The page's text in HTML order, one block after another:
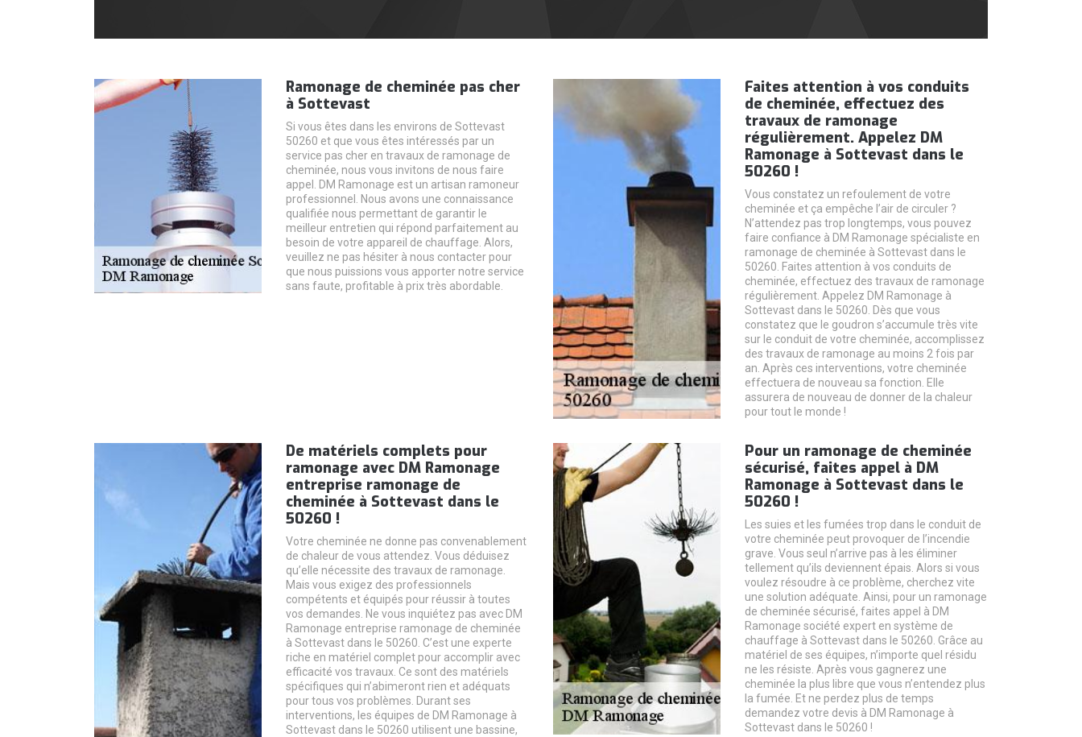
Ramonage de cheminée pas cher
à Sottevast
Si vous êtes dans les environs de Sottevast
50260 et que vous êtes intéressés par un
service pas cher en travaux de ramonage de
cheminée, nous vous invitons de nous faire
appel. DM Ramonage est un artisan ramoneur
professionnel. Nous avons une connaissance
qualifiée nous permettant de garantir le
meilleur entretien qui répond parfaitement au
besoin de votre appareil de chauffage. Alors,
veuillez ne pas hésiter à nous contacter pour
que nous puissions vous apporter notre service
sans faute, profitable à prix très abordable.
Faites attention à vos conduits
de cheminée, effectuez des
travaux de ramonage
régulièrement. Appelez DM
Ramonage à Sottevast dans le
50260 !
Vous constatez un refoulement de votre
cheminée et ça empêche l’air de circuler ?
N’attendez pas trop longtemps, vous pouvez
faire confiance à DM Ramonage spécialiste en
ramonage de cheminée à Sottevast dans le
50260. Faites attention à vos conduits de
cheminée, effectuez des travaux de ramonage
régulièrement. Appelez DM Ramonage à
Sottevast dans le 50260. Dès que vous
constatez que le goudron s’accumule très vite
sur le conduit de votre cheminée, accomplissez
des travaux de ramonage au moins 2 fois par
an. Après ces interventions, votre cheminée
effectuera de nouveau sa fonction. Elle
assurera de nouveau de donner de la chaleur
pour tout le monde !
De matériels complets pour
ramonage avec DM Ramonage
entreprise ramonage de
cheminée à Sottevast dans le
50260 !
Votre cheminée ne donne pas convenablement
de chaleur de vous attendez. Vous déduisez
qu’elle nécessite des travaux de ramonage.
Mais vous exigez des professionnels
compétents et équipés pour réussir à toutes
vos demandes. Ne vous inquiétez pas avec DM
Ramonage entreprise ramonage de cheminée
à Sottevast dans le 50260. C’est une experte
riche en matériel complet pour accomplir avec
efficacité vos travaux. Ce sont des matériels
spécifiques qui n’abimeront rien et adéquats
pour tous vos problèmes. Durant ses
interventions, les équipes de DM Ramonage à
Sottevast dans le 50260 utilisent une bassine,
Pour un ramonage de cheminée
sécurisé, faites appel à DM
Ramonage à Sottevast dans le
50260 !
Les suies et les fumées trop dans le conduit de
votre cheminée peut provoquer de l’incendie
grave. Vous seul n’arrive pas à les éliminer
tellement qu’ils deviennent épais. Alors si vous
voulez résoudre à ce problème, cherchez vite
une solution adéquate. Ainsi, pour un ramonage
de cheminée sécurisé, faites appel à DM
Ramonage société expert en système de
chauffage à Sottevast dans le 50260. Grâce au
matériel de ses équipes, n’importe quel résidu
ne les résiste. Après vous gagnerez une
cheminée la plus libre que vous n’entendez plus
la fumée. Et ne perdez plus de temps
demandez votre devis à DM Ramonage à
Sottevast dans le 50260 !